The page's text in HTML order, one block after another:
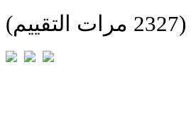
(2327 مرات التقييم)